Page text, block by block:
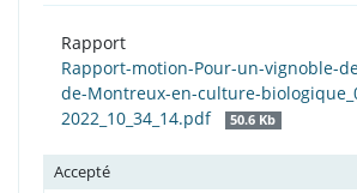
Rapport
Rapport-motion-Pour-un-vignoble-
de-Montreux-en-culture-
2022_10_34_14.pdf
50.6 Kb
Accepté